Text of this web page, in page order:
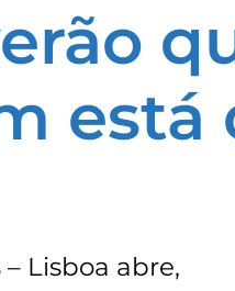
está
Lisboa abre,